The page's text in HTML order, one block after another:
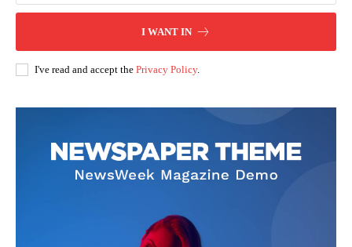
I WANT IN
I've read and accept the Privacy Policy.